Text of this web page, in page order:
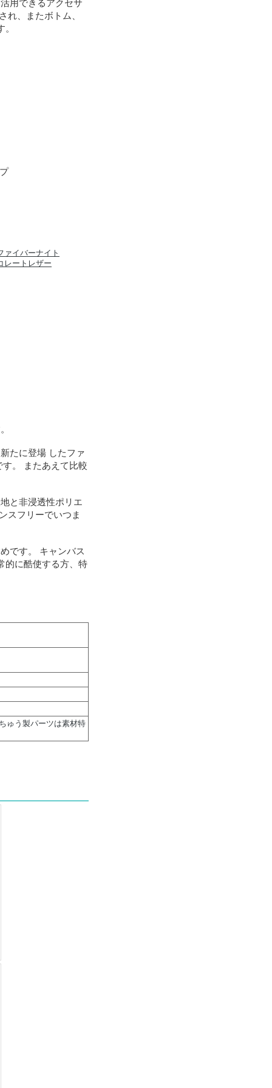
用できるアクセサ
れ、またボトム、
ァイバーナイト
レートレザー
たに登場 したファ
。 またあえて比較
と非浸透性ポリエ
スフリーでいつま
です。 キャンバス
的に酷使する方、特
ゅう製パーツは素材特